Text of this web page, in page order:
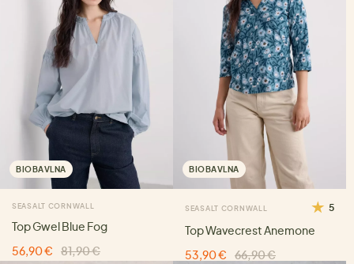
BIOBAVLNA
SEASALT CORNWALL
Top Gwel Blue Fog
56,90 €
81,90 €
BIOBAVLNA
SEASALT CORNWALL 5
Top Wavecrest Anemone
53,90 €
66,90 €